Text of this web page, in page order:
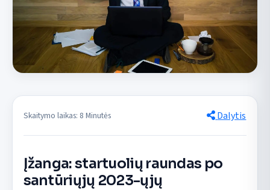
Skaitymo laikas: 8 Minutės Dalytis
Įžanga: startuolių raundas po
santūriųjų 2023-ųjų